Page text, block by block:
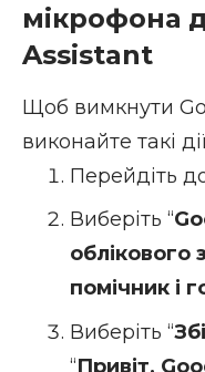
мікрофона
Assistant
Щоб вимкнути
виконайте такі
Перейдіть
Виберіть “
облікового
помічник і
Виберіть “
“Привіт,